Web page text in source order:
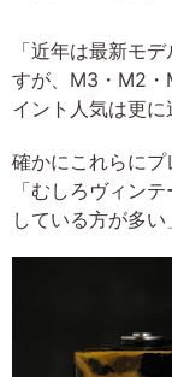
「近年は最新モ
すが、M3・M2・
イント人気は更に
確かにこれらに
「むしろヴィン
している方が多い